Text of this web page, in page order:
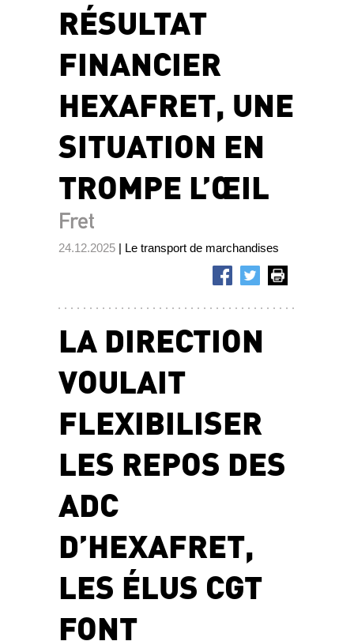
RÉSULTAT
FINANCIER
HEXAFRET, UNE
SITUATION EN
TROMPE L’ŒIL
Fret
24.12.2025 | Le transport de marchandises
LA DIRECTION
VOULAIT
FLEXIBILISER
LES REPOS DES
ADC
D’HEXAFRET,
LES ÉLUS CGT
FONT